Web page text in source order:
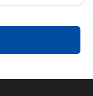
(치즈), 돈까스, 떡볶이,
의료/보건/사회 데이터
경에서도 안전하게 고품